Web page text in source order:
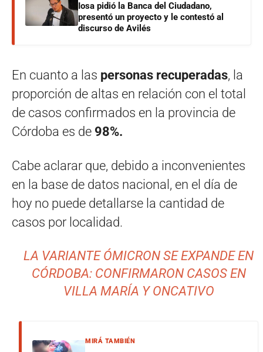
Iosa pidió la Banca del Ciudadano,
presentó un proyecto y le contestó al
discurso de Avilés
En cuanto a las personas recuperadas, la
proporción de altas en relación con el total
de casos confirmados en la provincia de
Córdoba es de 98%.
Cabe aclarar que, debido a inconvenientes
en la base de datos nacional, en el día de
hoy no puede detallarse la cantidad de
casos por localidad.
LA VARIANTE ÓMICRON SE EXPANDE EN
CÓRDOBA: CONFIRMARON CASOS EN
VILLA MARÍA Y ONCATIVO
MIRÁ TAMBIÉN